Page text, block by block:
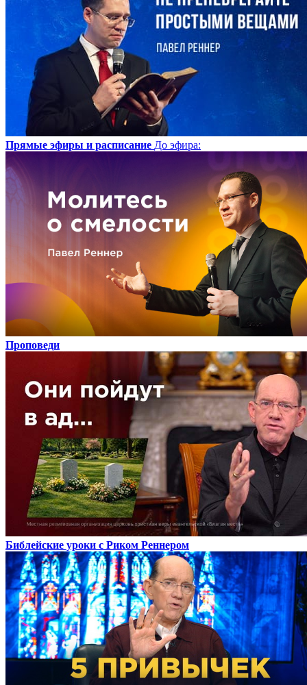
Прямые эфиры и расписание До эфира:
Проповеди
Библейские уроки с Риком Реннером